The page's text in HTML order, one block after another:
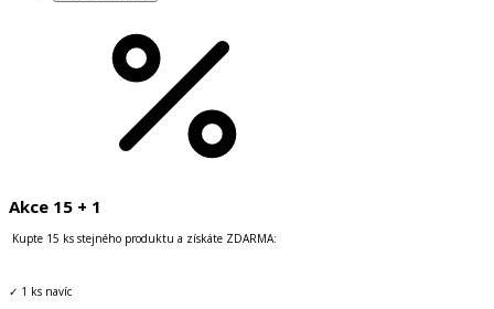
Akce 15 + 1
Kupte 15 ks stejného produktu a získáte ZDARMA:
✓ 1 ks navíc